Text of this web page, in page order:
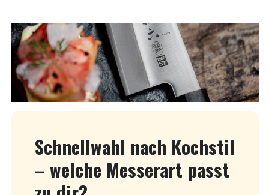
Schnellwahl nach Kochstil
– welche Messerart passt